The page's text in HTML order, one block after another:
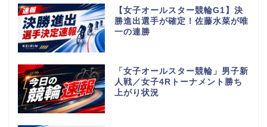
【女子オールスター競輪G1】決
勝進出選手が確定！佐藤水菜が唯
一の連勝
「女子オールスター競輪」男子新
人戦／女子4Rトーナメント勝ち
上がり状況